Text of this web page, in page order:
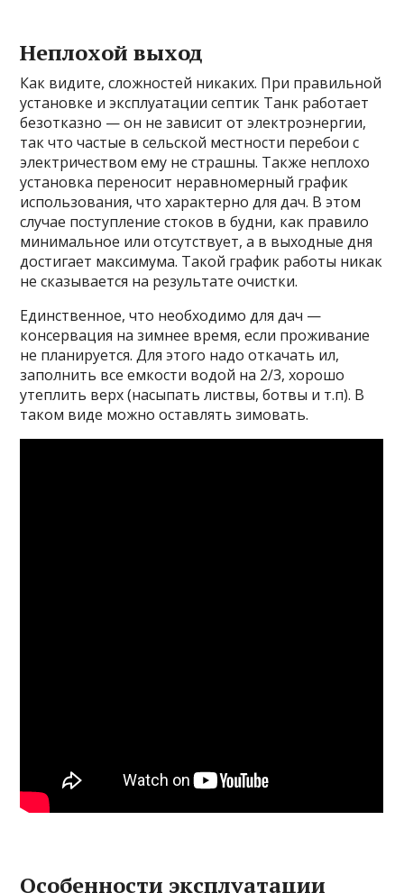
Неплохой выход
Как видите, сложностей никаких. При правильной
установке и эксплуатации септик Танк работает
безотказно — он не зависит от электроэнергии,
так что частые в сельской местности перебои с
электричеством ему не страшны. Также неплохо
установка переносит неравномерный график
использования, что характерно для дач. В этом
случае поступление стоков в будни, как правило
минимальное или отсутствует, а в выходные дня
достигает максимума. Такой график работы никак
не сказывается на результате очистки.
Единственное, что необходимо для дач —
консервация на зимнее время, если проживание
не планируется. Для этого надо откачать ил,
заполнить все емкости водой на 2/3, хорошо
утеплить верх (насыпать листвы, ботвы и т.п). В
таком виде можно оставлять зимовать.
Особенности эксплуатации